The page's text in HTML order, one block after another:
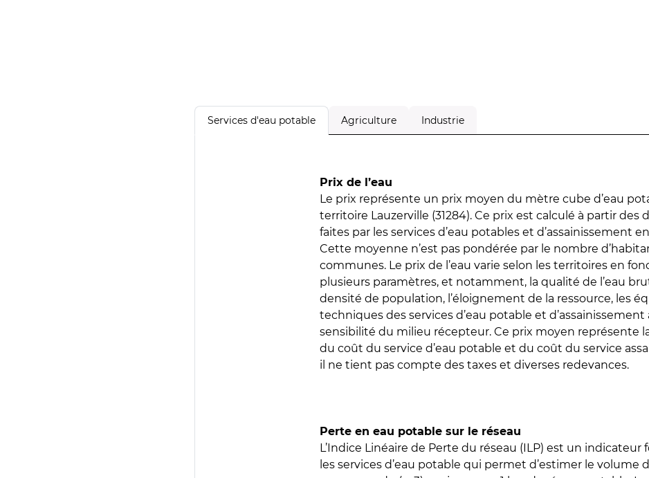
Services d'eau potable Agriculture Industrie
Prix de l’eau
Le prix représente un prix moyen du mètre cube d’eau
territoire Lauzerville (31284). Ce prix est calculé à partir des
faites par les services d’eau potables et d’assainissement
Cette moyenne n’est pas pondérée par le nombre
communes. Le prix de l’eau varie selon les territoires en
plusieurs paramètres, et notamment, la qualité de l’eau
densité de population, l’éloignement de la ressource, les
techniques des services d’eau potable et d’assainissement
sensibilité du milieu récepteur. Ce prix moyen représente
du coût du service d’eau potable et du coût du service
il ne tient pas compte des taxes et diverses redevances.
Perte en eau potable sur le réseau
L’Indice Linéaire de Perte du réseau (ILP) est un indicateur
les services d’eau potable qui permet d’estimer le volume